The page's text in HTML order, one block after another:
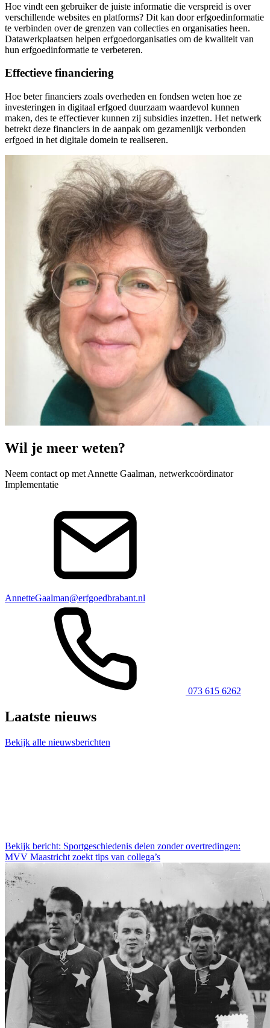
Hoe vindt een gebruiker de juiste informatie die verspreid is over
verschillende websites en platforms? Dit kan door erfgoedinformatie
te verbinden over de grenzen van collecties en organisaties heen.
Datawerkplaatsen helpen erfgoedorganisaties om de kwaliteit van
hun erfgoedinformatie te verbeteren.
Effectieve financiering
Hoe beter financiers zoals overheden en fondsen weten hoe ze
investeringen in digitaal erfgoed duurzaam waardevol kunnen
maken, des te effectiever kunnen zij subsidies inzetten. Het netwerk
betrekt deze financiers in de aanpak om gezamenlijk verbonden
erfgoed in het digitale domein te realiseren.
Wil je meer weten?
Neem contact op met Annette Gaalman, netwerkcoördinator
Implementatie
AnnetteGaalman@erfgoedbrabant.nl
073 615 6262
Laatste nieuws
Bekijk alle nieuwsberichten
Bekijk bericht: Sportgeschiedenis delen zonder overtredingen:
MVV Maastricht zoekt tips van collega’s